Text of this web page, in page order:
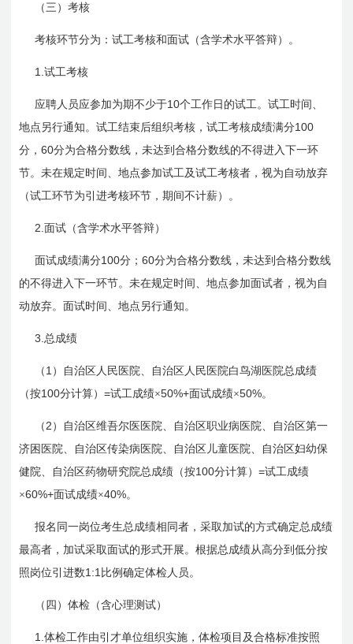
（三）考核
考核环节分为：试工考核和面试（含学术水平答辩）。
1.试工考核
应聘人员应参加为期不少于10个工作日的试工。试工时间、
地点另行通知。试工结束后组织考核，试工考核成绩满分100
分，60分为合格分数线，未达到合格分数线的不得进入下一环
节。未在规定时间、地点参加试工及试工考核者，视为自动放弃
（试工环节为引进考核环节，期间不计薪）。
2.面试（含学术水平答辩）
面试成绩满分100分；60分为合格分数线，未达到合格分数线
的不得进入下一环节。未在规定时间、地点参加面试者，视为自
动放弃。面试时间、地点另行通知。
3. 总成绩
（ 1 ）自治区人民医院、自治区人民医院白鸟湖医院总成绩
（按100分计算）=试工成绩×50%+面试成绩×50%。
（ 2 ）自治区维吾尔医医院、自治区职业病医院、自治区第一
济困医院、自治区传染病医院、自治区儿童医院、自治区妇幼保
健院、自治区药物研究院总成绩（按100分计算）=试工成绩
×60%+面试成绩×40%。
报名同一岗位考生总成绩相同者，采取加试的方式确定总成绩
最高者，加试采取面试的形式开展。根据总成绩从高分到低分按
照岗位引进数1:1 比例确定体检人员。
（四）体检（含心理测试）
1.体检工作由引才单位组织实施，体检项目及合格标准按照